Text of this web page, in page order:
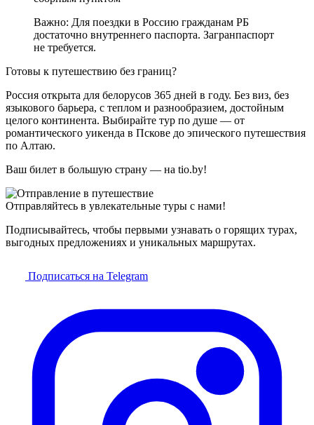
Важно: Для поездки в Россию гражданам РБ
достаточно внутреннего паспорта. Загранпаспорт
не требуется.
Готовы к путешествию без границ?
Россия открыта для белорусов 365 дней в году. Без виз, без
языкового барьера, с теплом и разнообразием, достойным
целого континента. Выбирайте тур по душе — от
романтического уикенда в Пскове до эпического путешествия
по Алтаю.
Ваш билет в большую страну — на tio.by!
Отправляйтесь в увлекательные туры с нами!
Подписывайтесь, чтобы первыми узнавать о горящих турах,
выгодных предложениях и уникальных маршрутах.
Подписаться на Telegram